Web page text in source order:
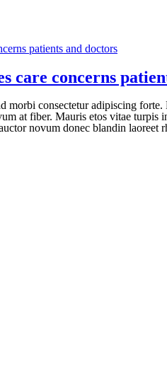
care concerns
morbi consectetur adipiscing
at fiber. Mauris etos vitae turpis
novum donec blandin laoreet